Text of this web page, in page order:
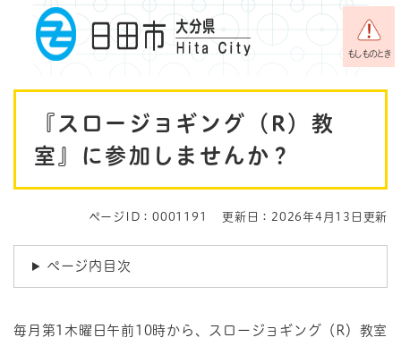
メニューを飛ばして本文へ
もしものとき
『スロージョギング（R）教
室』に参加しませんか？
ページID：0001191 更新日：2026年4月13日更新
ページ内目次
毎月第1木曜日午前10時から、スロージョギング（R）教室